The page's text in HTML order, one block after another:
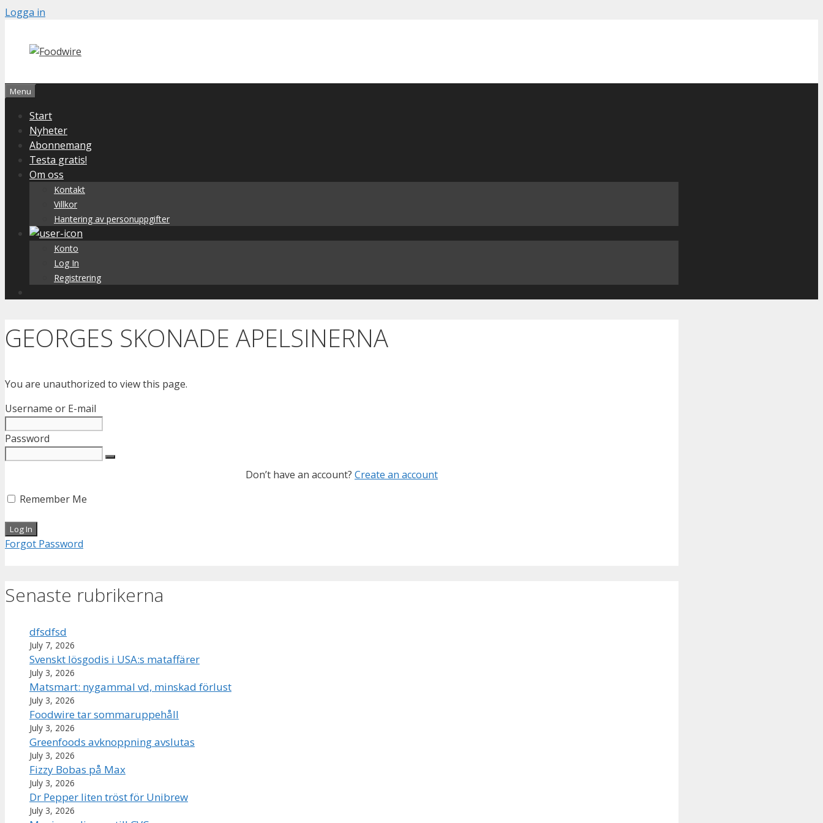
Skip
content
Logga in
Menu
Start
Nyheter
Abonnemang
Testa gratis!
Om oss
Kontakt
Villkor
Hantering av personuppgifter
Konto
Log In
Registrering
GEORGES SKONADE APELSINERNA
You are unauthorized to view this page.
Username or E-mail
Password
Don’t have an account? Create an account
Remember Me
Forgot Password
Senaste rubrikerna
dfsdfsd
July 7, 2026
Svenskt lösgodis i USA:s mataffärer
July 3, 2026
Matsmart: nygammal vd, minskad förlust
July 3, 2026
Foodwire tar sommaruppehåll
July 3, 2026
Greenfoods avknoppning avslutas
July 3, 2026
Fizzy Bobas på Max
July 3, 2026
Dr Pepper liten tröst för Unibrew
July 3, 2026